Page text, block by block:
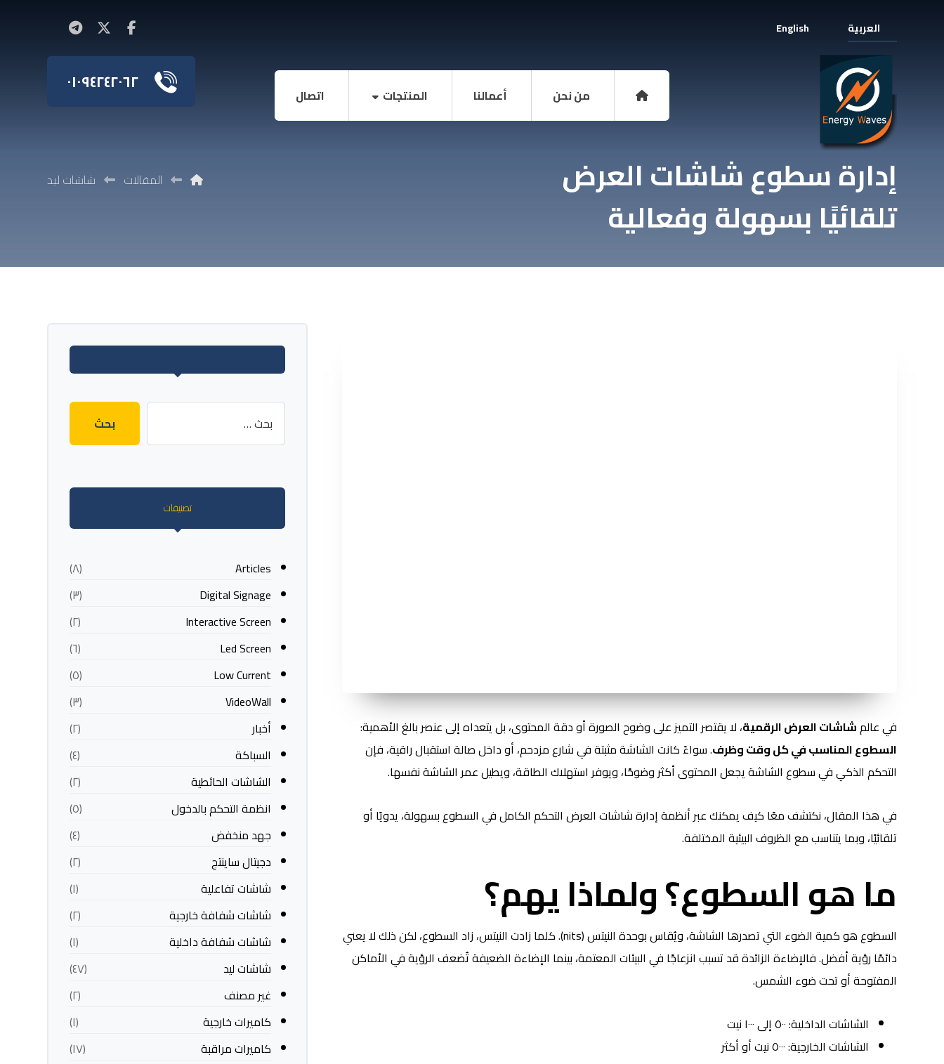
العربية English
من نحن أعمالنا المنتجات اتصال
٠١٠٩٤٢٤٢٠٦٢
إدارة سطوع شاشات العرض
تلقائيًا بسهولة وفعالية
المقالات شاشات ليد
في عالمشاشات العرض الرقمية، لا يقتصر التميز على وضوح الصورة أو دقة المحتوى، بل يتعداه إلى عنصر بالغ الأهمية:
السطوع المناسب في كل وقت وظرف. سواءً كانت الشاشة مثبتة في شارع مزدحم، أو داخل صالة استقبال راقية، فإن
التحكم الذكي في سطوع الشاشة يجعل المحتوى أكثر وضوحًا، ويوفر استهلاك الطاقة، ويطيل عمر الشاشة نفسها.
في هذا المقال، نكتشف معًا كيف يمكنك عبر أنظمة إدارة شاشات العرض التحكم الكامل في السطوع بسهولة، يدويًا أو
تلقائيًا، وبما يتناسب مع الظروف البيئية المختلفة.
ما هو السطوع؟ ولماذا يهم؟
السطوع هو كمية الضوء التي تصدرها الشاشة، ويُقاس بوحدة النيتس (nits). كلما زادت النيتس، زاد السطوع، لكن ذلك لا يعني
دائمًا رؤية أفضل. فالإضاءة الزائدة قد تسبب انزعاجًا في البيئات المعتمة، بينما الإضاءة الضعيفة تُضعف الرؤية في الأماكن
المفتوحة أو تحت ضوء الشمس.
الشاشات الداخلية: ٥٠٠ إلى ١٠٠٠ نيت
الشاشات الخارجية: ٥٠٠٠ نيت أو أكثر
تصنيفات
Articles
(٨)
Digital Signage
(٣)
Interactive Screen
(٢)
Led Screen
(٦)
Low Current
(٥)
VideoWall
(٣)
أخبار
(٢)
السباكة
(٤)
الشاشات الحائطية
(٢)
انظمة التحكم بالدخول
(٥)
جهد منخفض
(٤)
دجيتال ساينتج
(٢)
شاشات تفاعلية
(١)
شاشات شفافة خارجية
(٢)
شاشات شفافة داخلية
(١)
شاشات ليد
(٤٧)
غير مصنف
(٢)
كاميرات خارجية
(١)
كاميرات مراقبة
(١٧)